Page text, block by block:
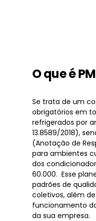
O que é
Se trata de um
obrigatórios em
refrigerados por
13.8589/2018),
(Anotação de
para ambientes
dos
60.000. Esse
padrões de
coletivos, além
funcionamento
da sua empresa.